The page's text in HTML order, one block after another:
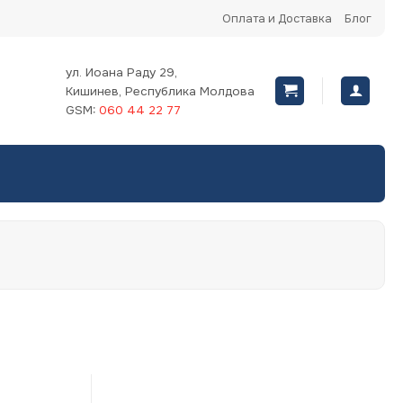
Оплата и Доставка Блог
ул. Иоана Раду 29,
Кишинев, Республика Молдова
GSM: 060 44 22 77